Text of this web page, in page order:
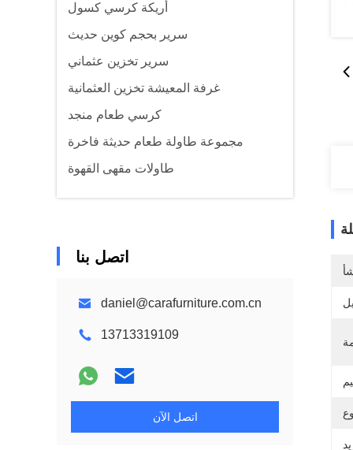
أريكة كرسي كسول
سرير بحجم كوين حديث
سرير تخزين عثماني
غرفة المعيشة تخزين العثمانية
كرسي طعام منجد
مجموعة طاولة طعام حديثة فاخرة
طاولات مقهى القهوة
اتصل بنا
daniel@carafurniture.com.cn
13713319109
اتصل الآن